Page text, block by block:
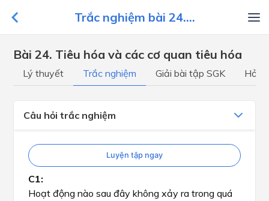
Trắc nghiệm bài 24....
Bài 24. Tiêu hóa và các cơ quan tiêu hóa
Lý thuyết Trắc nghiệm Giải bài tập SGK Hỏi
Câu hỏi trắc nghiệm
Luyện tập ngay
Hoạt động nào sau đây không xảy ra trong quá